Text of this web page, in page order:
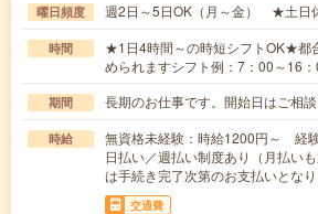
曜日頻度 週2日～5日OK（月～金） ★土日
時間
★1日4時間～の時短シフトOK★都
められますシフト例：7：00～16
期間 長期のお仕事です。開始日はご
時給
無資格未経験：時給1200円～
日払い／週払い制度あり（月払い
は手続き完了次第のお支払いとなり
交通費